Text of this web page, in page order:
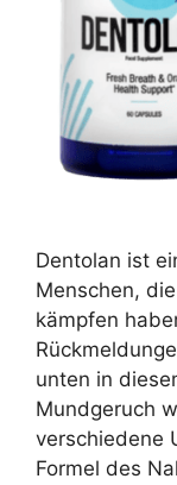
Dentolan ist
Menschen,
kämpfen
unten in
Mundgeruch
verschiedene
Formel des